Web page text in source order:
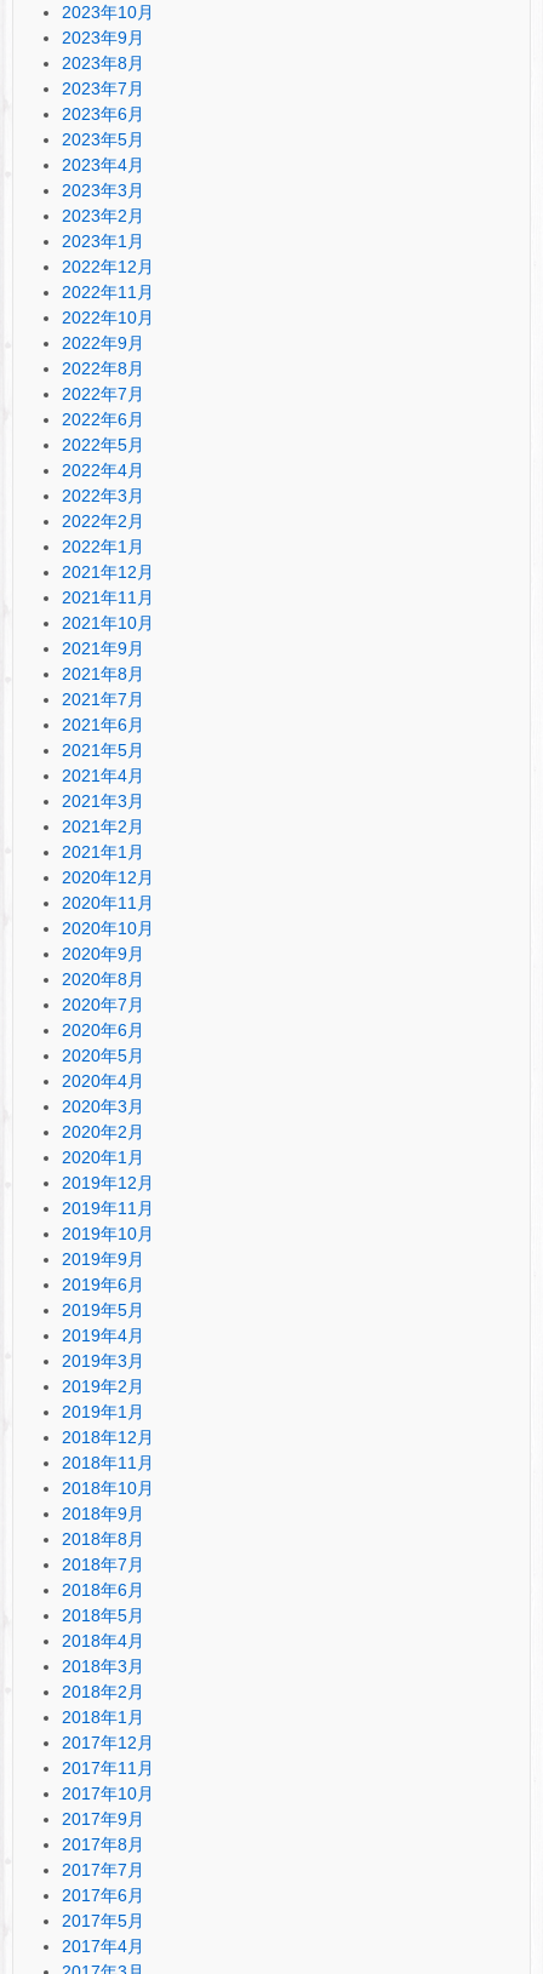
2023年10月
2023年9月
2023年8月
2023年7月
2023年6月
2023年5月
2023年4月
2023年3月
2023年2月
2023年1月
2022年12月
2022年11月
2022年10月
2022年9月
2022年8月
2022年7月
2022年6月
2022年5月
2022年4月
2022年3月
2022年2月
2022年1月
2021年12月
2021年11月
2021年10月
2021年9月
2021年8月
2021年7月
2021年6月
2021年5月
2021年4月
2021年3月
2021年2月
2021年1月
2020年12月
2020年11月
2020年10月
2020年9月
2020年8月
2020年7月
2020年6月
2020年5月
2020年4月
2020年3月
2020年2月
2020年1月
2019年12月
2019年11月
2019年10月
2019年9月
2019年6月
2019年5月
2019年4月
2019年3月
2019年2月
2019年1月
2018年12月
2018年11月
2018年10月
2018年9月
2018年8月
2018年7月
2018年6月
2018年5月
2018年4月
2018年3月
2018年2月
2018年1月
2017年12月
2017年11月
2017年10月
2017年9月
2017年8月
2017年7月
2017年6月
2017年5月
2017年4月